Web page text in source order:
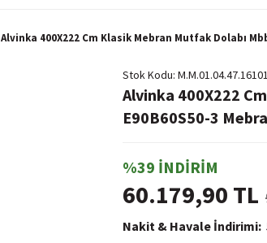
Alvinka 400X222 Cm Klasik Mebran Mutfak Dolabı
Stok Kodu M.M.01.04.47.16101
Alvinka 400X222
E90B60S50-3
%39 İNDİRİM
60.179,90 TL
Nakit & Havale İndirimi